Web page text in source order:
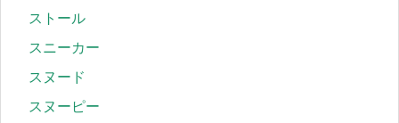
ストール
スニーカー
スヌード
スヌーピー